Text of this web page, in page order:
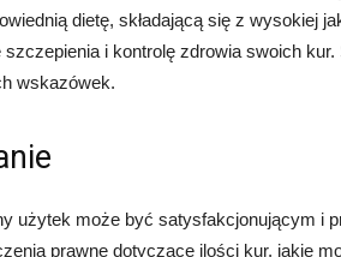
dietę, składającą się z wysokiej
szczepienia i kontrolę zdrowia swoich
wskazówek.
użytek może być satysfakcjonującym i
prawne dotyczące ilości kur, jakie